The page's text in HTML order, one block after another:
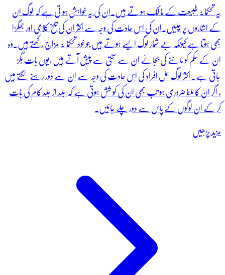
یہ تحکمانہ طبیعت کے ما لک ہو تے ہیں۔ان کی یہ خواہش ہو تی ہے کہ لوگ ان
کے اشاروں پر چلیں۔ان کی اس عادت کی وجہ سے اکثر ان کی تلخ کلامی اور جھگڑا
بھی ہوتا ہے کیونکہ بے شمار لوگ ایسے ہوتے ہیں جو خود تحکما نہ مزاج رکھتے ہیں۔وہ
ان کے حکم کو ماننے کی بجائے ان سے سختی سے پیش آتے ہیں ،یوں بات بگڑ
جاتی ہے۔ اکثر لوگ حمل افراد کی اس عادت کی وجہ سے ان سے دور رہنے لگتے ہیں
، اگر ان کا ملنا ضروری ہو تب بھی ان کی کو شش ہوتی ہے کہ جلد از جلد کام کی بات
کر کے ان لوگوں کے پاس سے دور چلے جائیں۔
مزید پڑھیں